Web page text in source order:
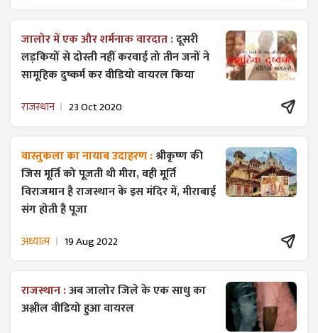
जालोर में एक और शर्मनाक वारदात :दूसरी
लड़कियों से दोस्ती नहीं करवाई तो तीन जनों ने
सामूहिक दुष्कर्म कर वीडियो वायरल किया
राजस्थान 23 Oct 2020
वास्तुकला का नायाब उदाहरण :श्रीकृष्ण की
जिस मूर्ति को पूजती थी मीरा, वही मूर्ति
विराजमान है राजस्थान के इस मंदिर में, मीराबाई
संग होती है पूजा
अध्यात्म 19 Aug 2022
राजस्थान :अब जालोर जिले के एक साधु का
अश्लील वीडियो हुआ वायरल